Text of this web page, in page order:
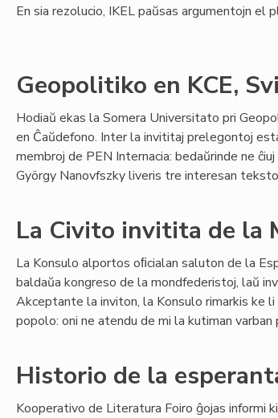
En sia rezolucio, IKEL paŭsas argumentojn el
Geopolitiko en KCE,
Hodiaŭ ekas la Somera Universitato pri
en Ĉaŭdefono. Inter la invititaj prelegontoj
membroj de PEN Internacia: bedaŭrinde ne
György Nanovfszky liveris tre interesan
La Civito invitita de la
La Konsulo alportos oﬁcialan saluton de la
baldaŭa kongreso de la mondfederistoj, laŭ
Akceptante la inviton, la Konsulo rimarkis ke
popolo: oni ne atendu de mi la kutiman
Historio de la
Kooperativo de Literatura Foiro ĝojas informi